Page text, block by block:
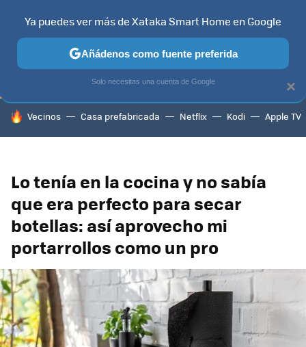
TELEVISORES CONTENIDOS SMART TV SELECCIÓN
HOY SE HABLA DE
Vecinos Casa prefabricada Netflix Kodi Apple TV
Lo tenía en la cocina y no sabía
que era perfecto para secar
botellas: así aprovecho mi
portarrollos como un pro
×
Ya puedes ver más de Xataka Smart Home en Google
Añádenos como fuente preferida
Solo necesitas una cuenta de Google